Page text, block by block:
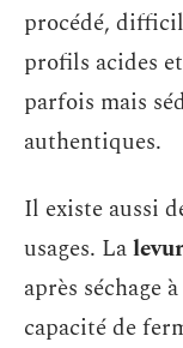
procédé,
profils acides
parfois mais
authentiques.
Il existe aussi
usages. La
après séchage
capacité de